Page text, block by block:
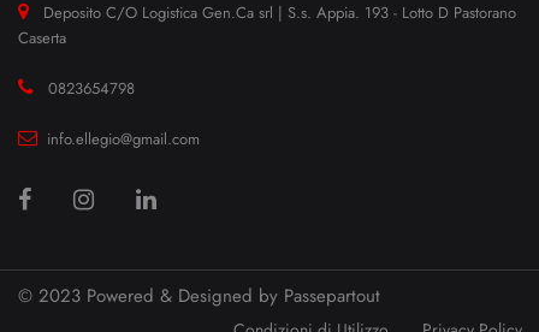
Deposito C/O Logistica Gen.Ca srl | S.s. Appia. 193 - Lotto D Pastorano
Caserta
0823654798
info.ellegio@gmail.com
© 2023 Powered & Designed by Passepartout